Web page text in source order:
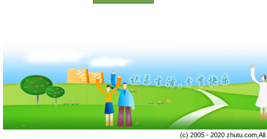
(c) 2005 - 2020